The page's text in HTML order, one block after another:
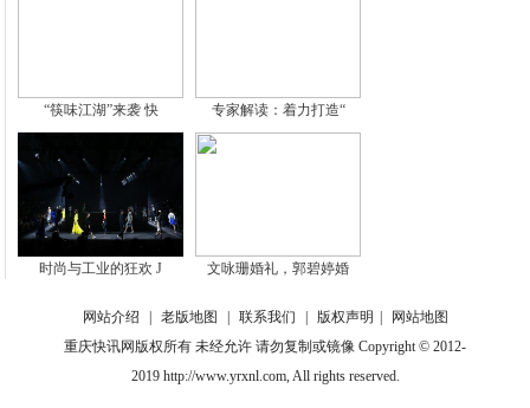
“筷味江湖”来袭 快 专家解读：着力打造“
时尚与工业的狂欢 J 文咏珊婚礼，郭碧婷婚
网站介绍 老版地图 联系我们 版权声明
网站地图
重庆快讯网版权所有 未经允许 请勿复制或镜像 Copyright © 2012-
2019 http://www.yrxnl.com, All rights reserved.